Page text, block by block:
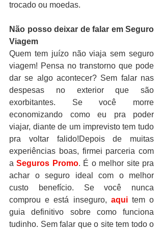
trocado ou moedas.
Não posso deixar de falar em Seguro
Viagem
Quem tem juízo não viaja sem seguro
viagem! Pensa no transtorno que pode
dar se algo acontecer? Sem falar nas
despesas no exterior que são
exorbitantes. Se você morre
economizando como eu pra poder
viajar, diante de um imprevisto tem tudo
pra voltar falido!Depois de muitas
experiências boas, firmei parceria com
a Seguros Promo. É o melhor site pra
achar o seguro ideal com o melhor
custo benefício. Se você nunca
comprou e está inseguro, aqui tem o
guia definitivo sobre como funciona
tudinho. Sem falar que o site tem todo o